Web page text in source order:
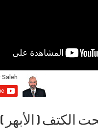
الكتف (